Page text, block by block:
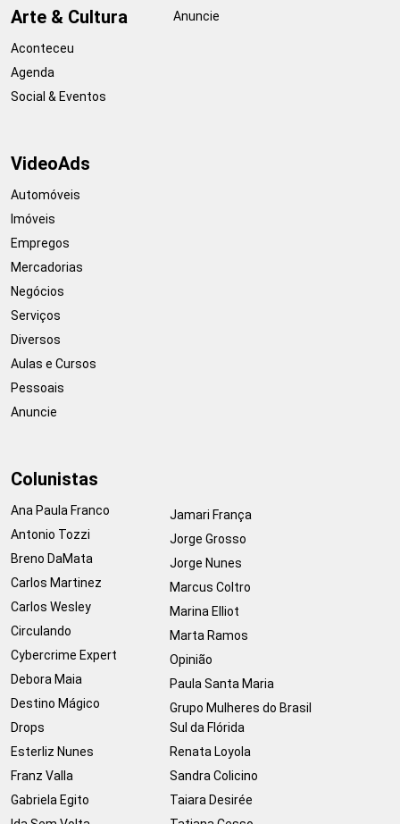
Arte & Cultura
Aconteceu
Agenda
Social & Eventos
Anuncie
VideoAds
Automóveis
Imóveis
Empregos
Mercadorias
Negócios
Serviços
Diversos
Aulas e Cursos
Pessoais
Anuncie
Colunistas
Ana Paula Franco
Antonio Tozzi
Breno DaMata
Carlos Martinez
Carlos Wesley
Circulando
Cybercrime Expert
Debora Maia
Destino Mágico
Drops
Esterliz Nunes
Franz Valla
Gabriela Egito
Jamari França
Jorge Grosso
Jorge Nunes
Marcus Coltro
Marina Elliot
Marta Ramos
Opinião
Paula Santa Maria
Grupo Mulheres do Brasil
Sul da Flórida
Renata Loyola
Sandra Colicino
Taiara Desirée